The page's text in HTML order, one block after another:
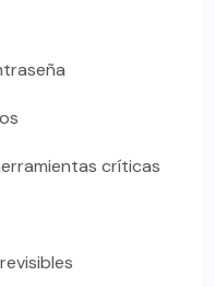
críticas